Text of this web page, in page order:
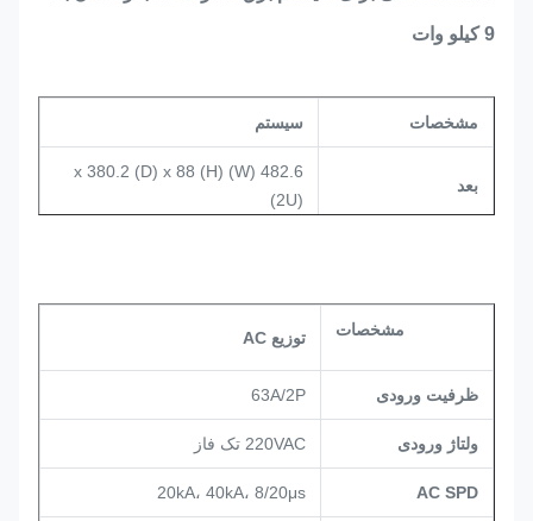
9 کیلو وات
مشخصات سیستم
بعد
482.6 (W) x 380.2 (D) x 88 (H)
(2U)
قفسه 19 اینچی یا داخل کابینت
ورودی AC 90-300VAC تکفاز
سطح حفاظت IP20
مشخصات توزیع AC
ظرفیت ورودی 63A/2P
ولتاژ ورودی 220VAC تک فاز
AC SPD 20kA، 40kA، 8/20μs